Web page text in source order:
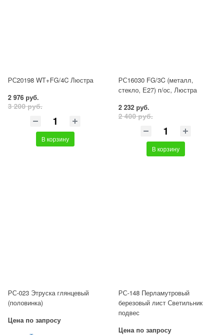
РС20198 WT+FG/4C Люстра
2 976 руб.
3 200 руб.
В корзину
РС16030 FG/3C (металл,
стекло, Е27) п/ос, Люстра
2 232 руб.
2 400 руб.
В корзину
РС-023 Этруска глянцевый
(половинка)
Цена по запросу
РС-148 Перламутровый
березовый лист Светильник
подвес
Цена по запросу